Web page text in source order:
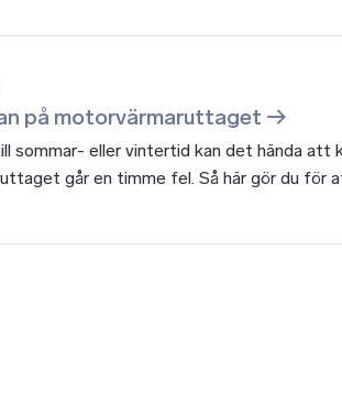
på motorvärmaruttaget
sommar- eller vintertid kan det hända att
går en timme fel. Så här gör du för